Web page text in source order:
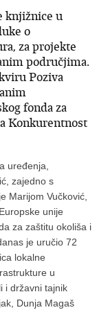
knjižnice u
o
za projekte
područjima.
Poziva
fonda za
Konkurentnost
uređenja,
zajedno s
Marijom Vučković,
unije
za zaštitu okoliša i
je uručio 72
lokalne
u
i državni tajnik
Dunja Magaš